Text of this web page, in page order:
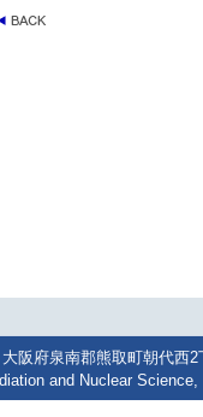
阪府泉南郡熊取町朝代西
and Nuclear